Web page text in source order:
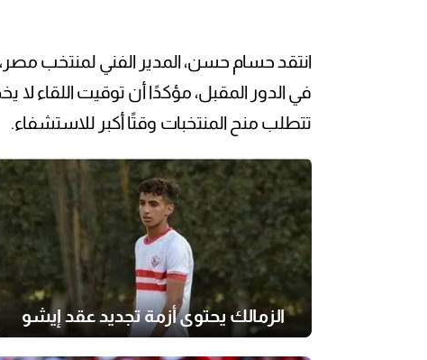
انتقد حسام حسن، المدير الفني لمنتخب مصر،
في الدور المقبل، مؤكدًا أن توقيت اللقاء لا
تتطلب منح المنتخبات وقتًا أكبر للاستشفاء.
الزمالك يحتوي أزمة تجديد عقد إيشو